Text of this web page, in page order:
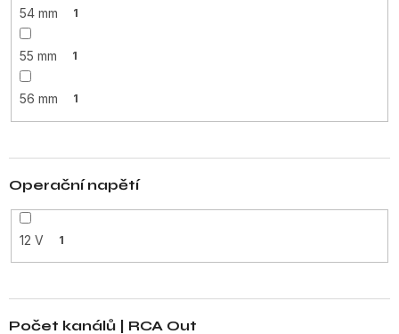
54 mm 1
55 mm 1
56 mm 1
Operační napětí
12 V 1
Počet kanálů | RCA Out